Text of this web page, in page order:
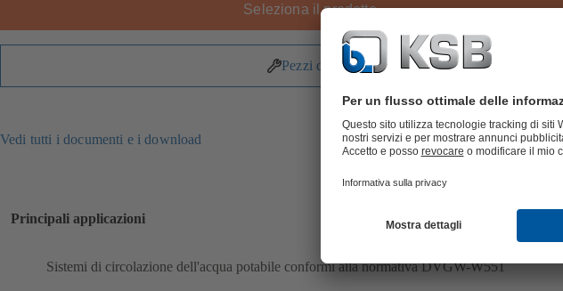
Seleziona il prodotto
Pezzi di ricambio
Vedi tutti i documenti e i download
Principali applicazioni
Sistemi di circolazione dell'acqua potabile conformi alla normativa DVGW-W551